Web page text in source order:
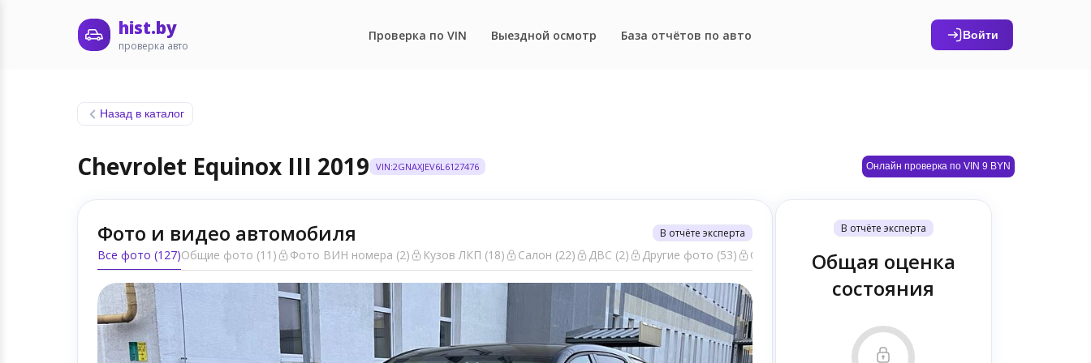
hist.by
проверка авто
Проверка по VIN Выездной осмотр База отчётов по авто Войти
Назад в каталог
Chevrolet Equinox III 2019 VIN:2GNAXJEV6L6127476 Онлайн проверка по VIN 9 BYN
Фото и видео автомобиля В отчёте эксперта
Все фото (127)Общие фото (11) Фото ВИН номера (2) Кузов ЛКП (18) Салон (22) ДВС (2) Другие фото (53) Общие фото (19)
В отчёте эксперта
Общая оценка
состояния